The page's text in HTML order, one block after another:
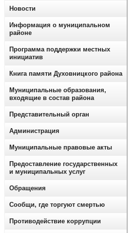
Новости
Информация о муниципальном
районе
Программа поддержки местных
инициатив
Книга памяти Духовницкого района
Муниципальные образования,
входящие в состав района
Представительный орган
Администрация
Муниципальные правовые акты
Предоставление государственных
и муниципальных услуг
Обращения
Сообщи, где торгуют смертью
Противодействие коррупции